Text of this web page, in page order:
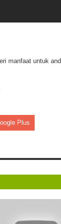
manfaat untuk
Plus